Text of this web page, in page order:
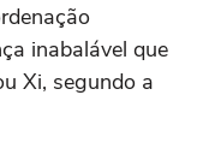
inabalável que
Xi, segundo a